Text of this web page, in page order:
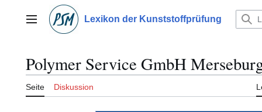
springenHauptmenü Lexikon der Kunststoffprüfung
Polymer Service GmbH
Seite Diskussion